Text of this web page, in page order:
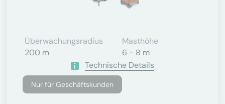
Überwachungsradius
200 m
Masthöhe
6 - 8 m
Technische Details
Nur für Geschäftskunden